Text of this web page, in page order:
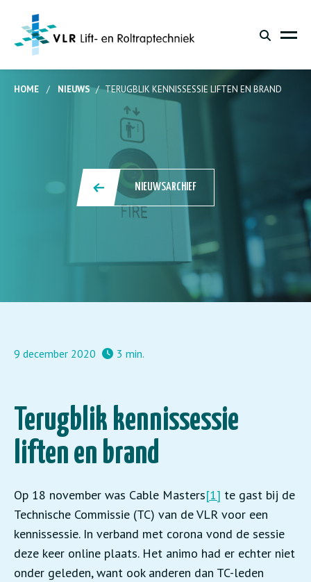
HOME / NIEUWS / TERUGBLIK KENNISSESSIE LIFTEN EN BRAND
NIEUWSARCHIEF
9 december 2020 3 min.
Terugblik kennissessie
liften en brand
Op 18 november was Cable Masters[1] te gast bij de
Technische Commissie (TC) van de VLR voor een
kennissessie. In verband met corona vond de sessie
deze keer online plaats. Het animo had er echter niet
onder geleden, want ook anderen dan TC-leden